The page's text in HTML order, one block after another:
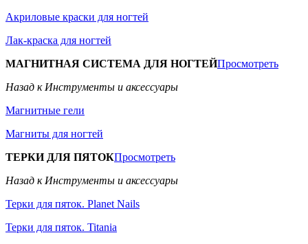
Акриловые краски для ногтей
Лак-краска для ногтей
МАГНИТНАЯ СИСТЕМА ДЛЯ НОГТЕЙПросмотреть
Назад к Инструменты и аксессуары
Магнитные гели
Магниты для ногтей
ТЕРКИ ДЛЯ ПЯТОКПросмотреть
Назад к Инструменты и аксессуары
Терки для пяток. Planet Nails
Терки для пяток. Titania